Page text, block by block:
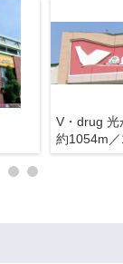
V・drug 光
約1054m